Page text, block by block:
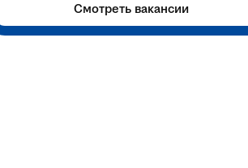
Смотреть вакансии